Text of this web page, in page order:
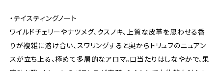
・テイスティングノート
ワイルドチェリーやナツメグ、クスノキ、上質な皮革を思わせる香
りが複雑に溶け合い、スワリングすると奥からトリュフのニュアン
スが立ち上る、極めて多層的なアロマ。口当たりはしなやかで、果